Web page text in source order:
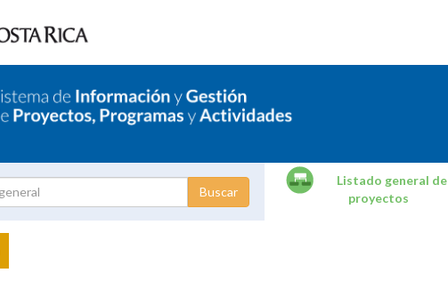
Listado general de
proyectos